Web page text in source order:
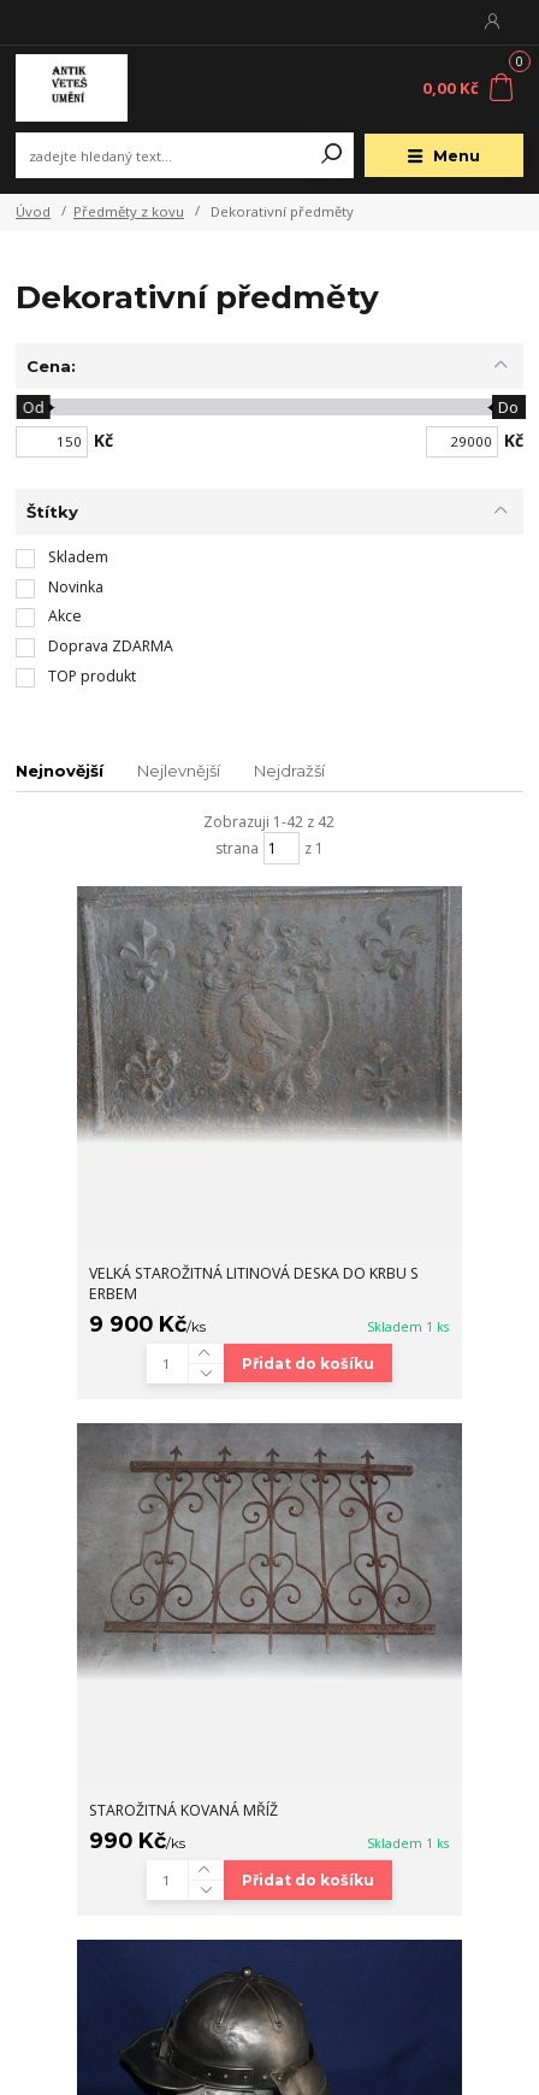
Menu
0
0,00 Kč
Úvod Předměty z kovu Dekorativní předměty
Dekorativní předměty
Cena:
Kč
Od Do
Kč
Štítky
Skladem
Novinka
Akce
Doprava ZDARMA
TOP produkt
Nejnovější Nejlevnější Nejdražší
Zobrazuji 1-42 z 42
strana
z 1
VELKÁ STAROŽITNÁ LITINOVÁ DESKA DO KRBU S
ERBEM
9 900 Kč/ks Skladem 1 ks
Přidat do košíku
STAROŽITNÁ KOVANÁ MŘÍŽ
990 Kč/ks Skladem 1 ks
Přidat do košíku